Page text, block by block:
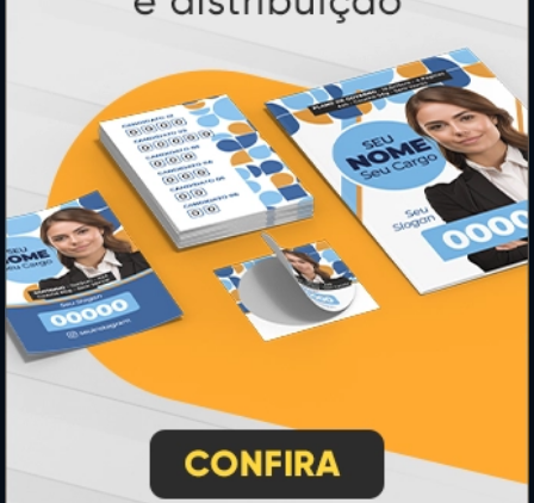
Telefones:
(11) 3090-0035
Mensagens:
Horário: 8:30h às 12h e 13h às 17:00h (dias
úteis).
PRODUTOS
Adesivos
Cartão de Visita